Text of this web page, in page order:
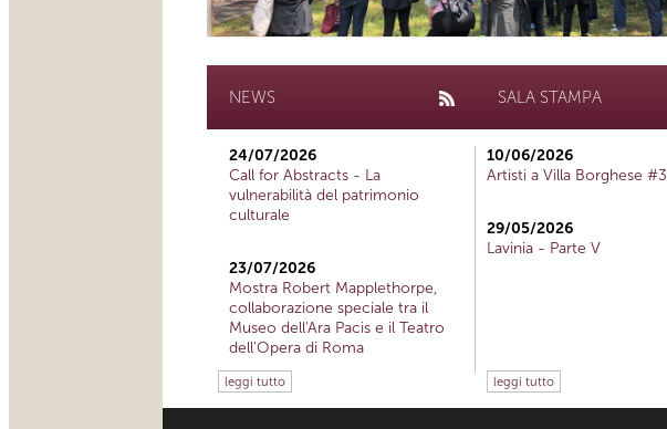
NEWS
24/07/2026
Call for Abstracts - La
vulnerabilità del patrimonio
culturale
23/07/2026
Mostra Robert Mapplethorpe,
collaborazione speciale tra il
Museo dell'Ara Pacis e il Teatro
dell'Opera di Roma
leggi tutto
SALA STAMPA
10/06/2026
Artisti a Villa Borghese #3
29/05/2026
Lavinia - Parte V
leggi tutto